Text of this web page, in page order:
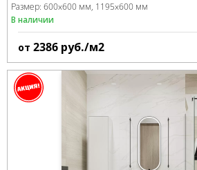
Размер: 600x600 мм 1195x600 мм
В наличии
от 2386 руб./м2